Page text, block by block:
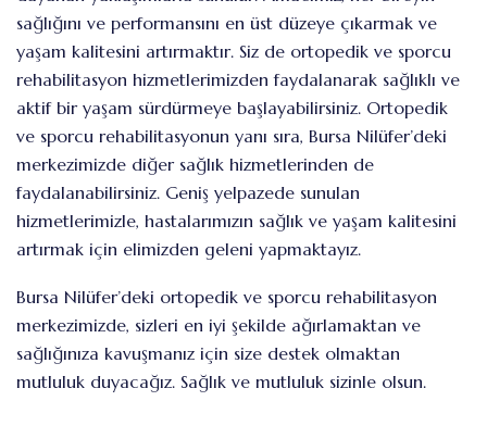
sağlığını ve performansını en üst düzeye çıkarmak ve
yaşam kalitesini artırmaktır. Siz de ortopedik ve sporcu
rehabilitasyon hizmetlerimizden faydalanarak sağlıklı ve
aktif bir yaşam sürdürmeye başlayabilirsiniz. Ortopedik
ve sporcu rehabilitasyonun yanı sıra, Bursa Nilüfer’deki
merkezimizde diğer sağlık hizmetlerinden de
faydalanabilirsiniz. Geniş yelpazede sunulan
hizmetlerimizle, hastalarımızın sağlık ve yaşam kalitesini
artırmak için elimizden geleni yapmaktayız.
Bursa Nilüfer’deki ortopedik ve sporcu rehabilitasyon
merkezimizde, sizleri en iyi şekilde ağırlamaktan ve
sağlığınıza kavuşmanız için size destek olmaktan
mutluluk duyacağız. Sağlık ve mutluluk sizinle olsun.